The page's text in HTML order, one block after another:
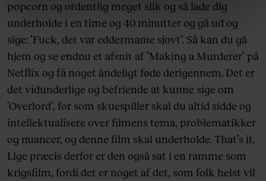
om vores brug af cookies, samarbejdspartnere og
behandling af dine personoplysninger i forbindelse
hermed i både voresprivatlivspolitik og cookiepolitik.
popcorn og ordentlig meget slik og så lade dig
underholde i en time og 40 minutter og gå ud og
sige: ’Fuck, det var eddermame sjovt’. Så kan du gå
hjem og se endnu et afsnit af ’Making a Murderer’ på
Netflix og få noget åndeligt føde derigennem. Det er
det vidunderlige og befriende at kunne sige om
’Overlord’, for som skuespiller skal du altid sidde og
intellektualisere over filmens tema, problematikker
og nuancer, og denne film skal underholde. That’s it.
Lige præcis derfor er den også sat i en ramme som
krigsfilm, fordi det er noget af det, som folk helst vil